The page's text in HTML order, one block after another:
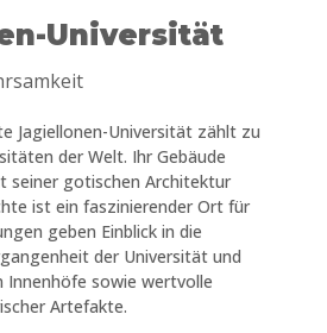
Universität
Jagiellonen-Universität zählt zu
der Welt. Ihr Gebäude
seiner gotischen Architektur
ist ein faszinierender Ort für
geben Einblick in die
der Universität und
Innenhöfe sowie wertvolle
Artefakte.